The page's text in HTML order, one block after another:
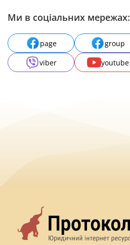
Ми в соціальних мережах:
page group
viber
youtube